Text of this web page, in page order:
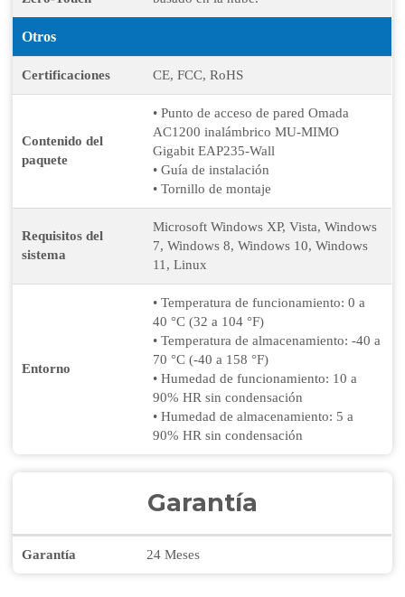
Otros
Certificaciones CE, FCC, RoHS
Contenido del
paquete
• Punto de acceso de pared Omada
AC1200 inalámbrico MU-MIMO
Gigabit EAP235-Wall
• Guía de instalación
• Tornillo de montaje
Requisitos del
sistema
Microsoft Windows XP, Vista, Windows
7, Windows 8, Windows 10, Windows
11, Linux
Entorno
• Temperatura de funcionamiento: 0 a
40 °C (32 a 104 °F)
• Temperatura de almacenamiento: -40 a
70 °C (-40 a 158 °F)
• Humedad de funcionamiento: 10 a
90% HR sin condensación
• Humedad de almacenamiento: 5 a
90% HR sin condensación
Garantía
Garantía 24 Meses